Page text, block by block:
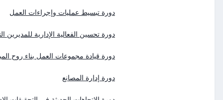
دورة تبسيط عمليات وإجراءات العمل
دورة تحسين الفعالية الإدارية للمديرين
دورة قيادة مجموعات العمل بناء روح
دورة إدارة المصانع